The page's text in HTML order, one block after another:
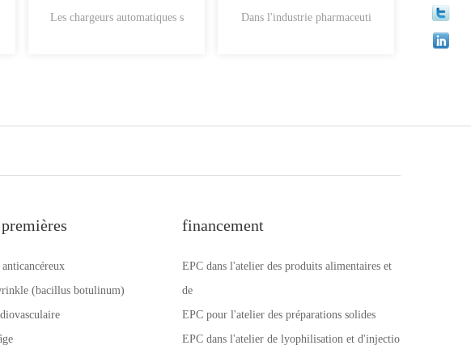
Les chargeurs automatiques s Dans l'industrie pharmaceuti Les
(bacillus botulinum)
financement
EPC dans l'atelier des produits alimentaires et
de
EPC pour l'atelier des préparations solides
EPC dans l'atelier de lyophilisation et d'injectio